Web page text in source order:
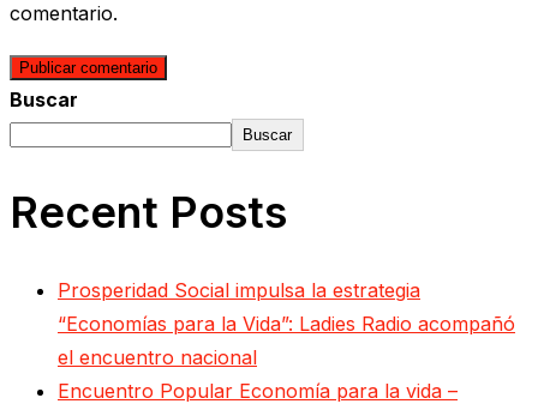
comentario.
Buscar
Buscar
Recent Posts
Prosperidad Social impulsa la estrategia
“Economías para la Vida”: Ladies Radio acompañó
el encuentro nacional
Encuentro Popular Economía para la vida –